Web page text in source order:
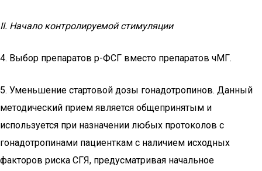
II. Начало контролируемой стимуляции
4. Выбор препаратов р-ФСГ вместо препаратов чМГ.
5. Уменьшение стартовой дозы гонадотропинов. Данный
методический прием является общепринятым и
используется при назначении любых протоколов с
гонадотропинами пациенткам с наличием исходных
факторов риска СГЯ, предусматривая начальное